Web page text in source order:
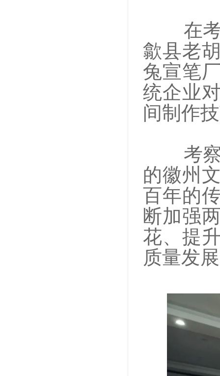
在
歙县老
兔宣笔
统企业
间制作
考
的徽州
百年的
断加强
花、提
质量发